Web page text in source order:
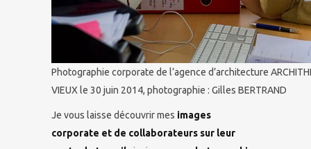
Photographie corporate de l’agence d’architecture
VIEUX le 30 juin 2014, photographie : Gilles BERTRAND
Je vous laisse découvrir mes images
corporate et de collaborateurs sur leur